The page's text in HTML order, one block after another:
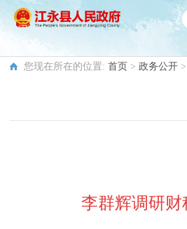
您现在所在的位置: 首页 > 政务公开 >
李群辉调研财